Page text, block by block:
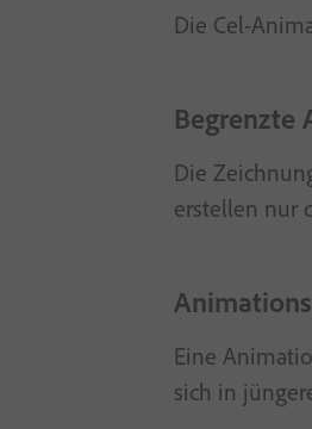
Die Cel-
Begrenzte
Die
erstellen nur
Eine
sich in